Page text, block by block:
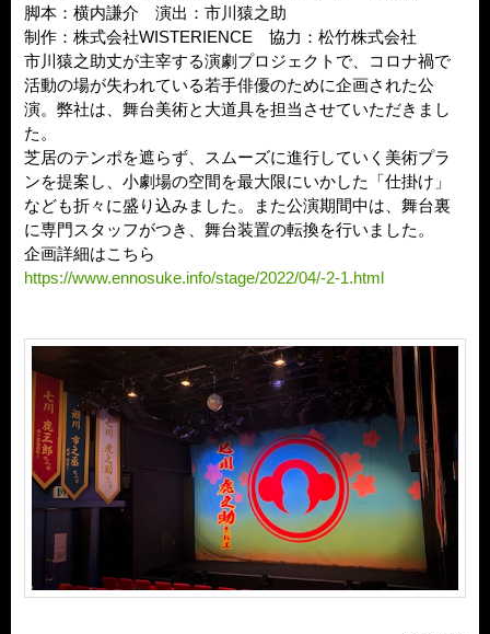
脚本：横内謙介 演出：市川猿之助
制作：株式会社WISTERIENCE 協力：松竹株式会社
市川猿之助丈が主宰する演劇プロジェクトで、コロナ禍で
活動の場が失われている若手俳優のために企画された公
演。弊社は、舞台美術と大道具を担当させていただきまし
た。
芝居のテンポを遮らず、スムーズに進行していく美術プラ
ンを提案し、小劇場の空間を最大限にいかした「仕掛け」
なども折々に盛り込みました。また公演期間中は、舞台裏
に専門スタッフがつき、舞台装置の転換を行いました。
企画詳細はこちら
https://www.ennosuke.info/stage/2022/04/-2-1.html